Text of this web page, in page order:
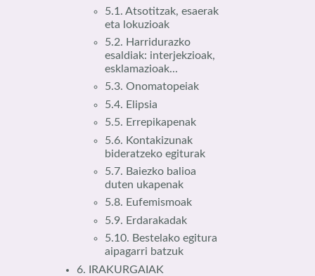
5.1. Atsotitzak, esaerak
eta lokuzioak
5.2. Harridurazko
esaldiak: interjekzioak,
esklamazioak...
5.3. Onomatopeiak
5.4. Elipsia
5.5. Errepikapenak
5.6. Kontakizunak
bideratzeko egiturak
5.7. Baiezko balioa
duten ukapenak
5.8. Eufemismoak
5.9. Erdarakadak
5.10. Bestelako egitura
aipagarri batzuk
6. IRAKURGAIAK